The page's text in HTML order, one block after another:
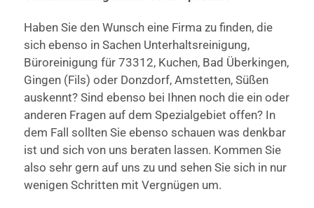
Haben Sie den Wunsch eine Firma zu finden, die
sich ebenso in Sachen Unterhaltsreinigung,
Büroreinigung für 73312, Kuchen, Bad Überkingen,
Gingen (Fils) oder Donzdorf, Amstetten, Süßen
auskennt? Sind ebenso bei Ihnen noch die ein oder
anderen Fragen auf dem Spezialgebiet offen? In
dem Fall sollten Sie ebenso schauen was denkbar
ist und sich von uns beraten lassen. Kommen Sie
also sehr gern auf uns zu und sehen Sie sich in nur
wenigen Schritten mit Vergnügen um.